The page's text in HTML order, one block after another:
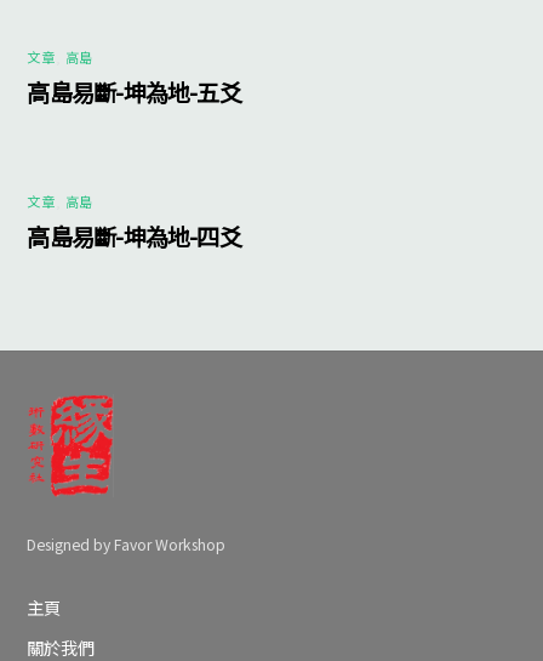
文章 高島
高島易斷-坤為地-五爻
文章 高島
高島易斷-坤為地-四爻
Designed by Favor Workshop
主頁
關於我們